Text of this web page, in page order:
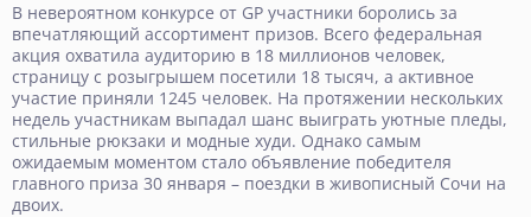
В невероятном конкурсе от GP участники боролись за
впечатляющий ассортимент призов. Всего федеральная
акция охватила аудиторию в 18 миллионов человек,
страницу с розыгрышем посетили 18 тысяч, а активное
участие приняли 1245 человек. На протяжении нескольких
недель участникам выпадал шанс выиграть уютные пледы,
стильные рюкзаки и модные худи. Однако самым
ожидаемым моментом стало объявление победителя
главного приза 30 января – поездки в живописный Сочи на
двоих.